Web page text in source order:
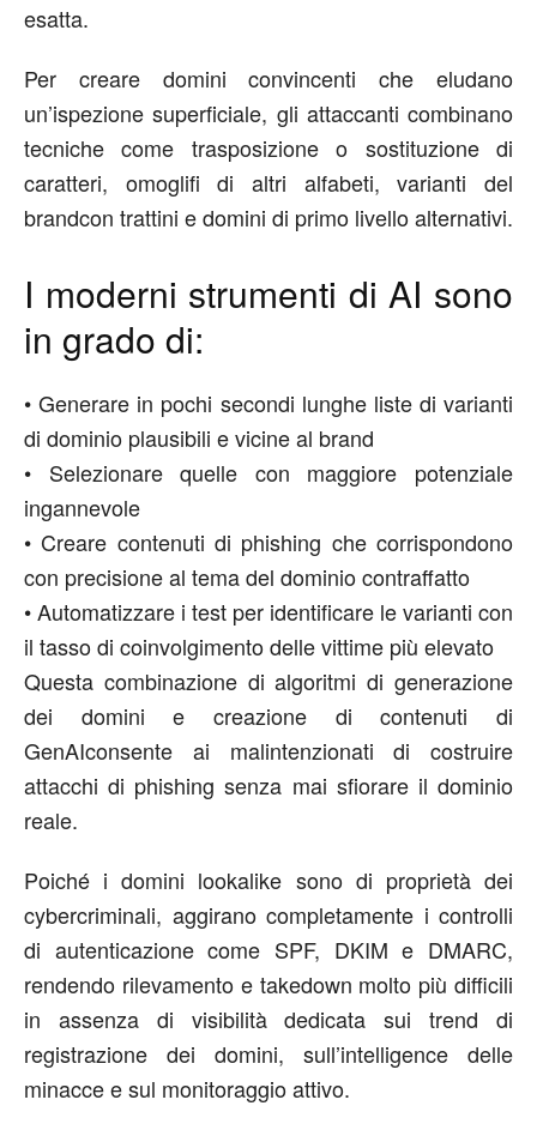
esatta.
Per creare domini convincenti che eludano
un’ispezione superficiale, gli attaccanti combinano
tecniche come trasposizione o sostituzione di
caratteri, omoglifi di altri alfabeti, varianti del
brandcon trattini e domini di primo livello alternativi.
I moderni strumenti di AI sono
in grado di:
•Generare in pochi secondi lunghe liste di varianti
di dominio plausibili e vicine al brand
• Selezionare quelle con maggiore potenziale
ingannevole
• Creare contenuti di phishing che corrispondono
con precisione al tema del dominio contraffatto
•Automatizzare i test per identificare le varianti con
il tasso di coinvolgimento delle vittime più elevato
Questa combinazione di algoritmi di generazione
dei domini e creazione di contenuti di
GenAIconsente ai malintenzionati di costruire
attacchi di phishing senza mai sfiorare il dominio
reale.
Poiché i domini lookalike sono di proprietà dei
cybercriminali, aggirano completamente i controlli
di autenticazione come SPF, DKIM e DMARC,
rendendo rilevamento e takedown molto più difficili
in assenza di visibilità dedicata sui trend di
registrazione dei domini, sull’intelligence delle
minacce e sul monitoraggio attivo.